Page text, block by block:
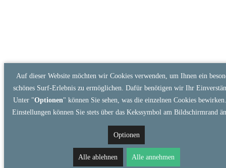
Auf dieser Website möchten wir Cookies verwenden, um Ihnen ein
schönes Surf-Erlebnis zu ermöglichen. Dafür benötigen wir Ihr
Unter "Optionen" können Sie sehen, was die einzelnen Cookies
Einstellungen können Sie stets über das Kekssymbol am Bildschirmrand
Optionen
Alle ablehnen Alle annehmen